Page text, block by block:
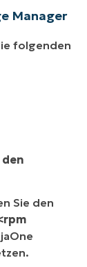
Manager
folgenden
Sie den